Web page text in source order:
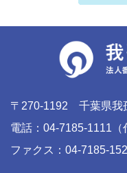
〒270-1192 千葉県我
電話：04-7185-1111（
ファクス：04-7185-